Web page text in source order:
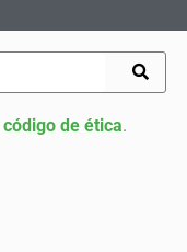
código de ética.